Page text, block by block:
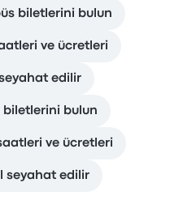
biletlerini bulun
ve ücretleri
seyahat edilir
biletlerini bulun
ve ücretleri
seyahat edilir